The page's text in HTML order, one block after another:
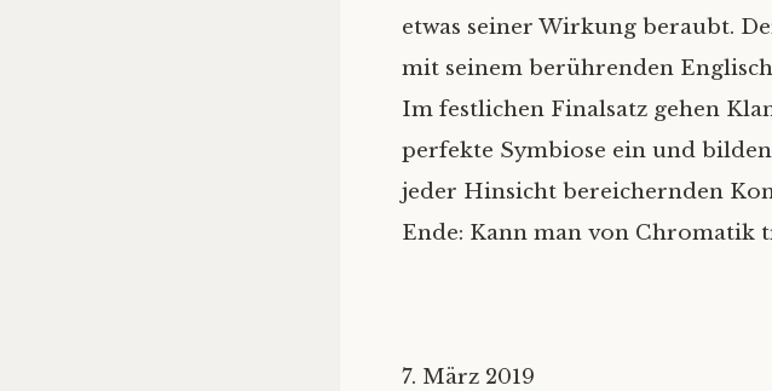
etwas seiner Wirkung beraubt.
mit seinem berührenden
Im festlichen Finalsatz gehen
perfekte Symbiose ein und
jeder Hinsicht bereichernden
Ende: Kann man von Chromatik
7. März 2019